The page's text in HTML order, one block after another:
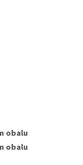
obalu
obalu